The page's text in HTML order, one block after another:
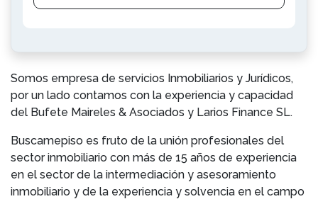
Somos empresa de servicios Inmobiliarios y Jurídicos,
por un lado contamos con la experiencia y capacidad
del Bufete Maireles & Asociados y Larios Finance SL.
Buscamepiso es fruto de la unión profesionales del
sector inmobiliario con más de 15 años de experiencia
en el sector de la intermediación y asesoramiento
inmobiliario y de la experiencia y solvencia en el campo